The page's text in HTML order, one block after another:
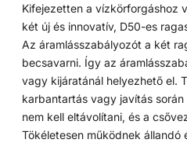
Kifejezetten a vízkörforgáshoz
két új és innovatív, D50-es
Az áramlásszabályozót a két
becsavarni. Így az
vagy kijáratánál helyezhető el.
karbantartás vagy javítás
nem kell eltávolítani, és a
Tökéletesen működnek állandó